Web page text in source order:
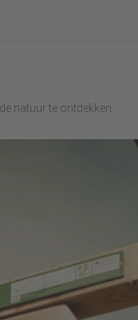
natuur te ontdekken